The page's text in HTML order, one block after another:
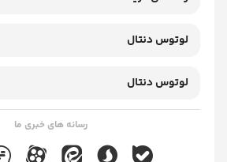
لوتوس دنتال
لوتوس دنتال
رسانه های خبری ما